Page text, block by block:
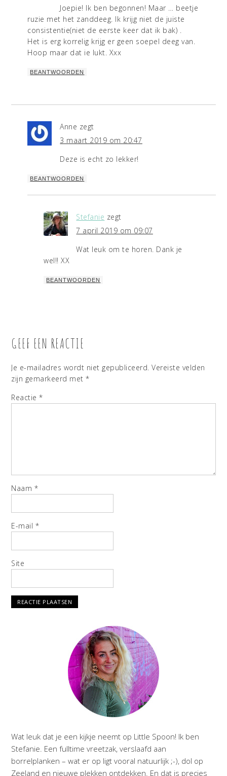
Joepie! Ik ben begonnen! Maar … beetje
ruzie met het zanddeeg. Ik krijg niet de juiste
consistentie(niet de eerste keer dat ik bak) .
Het is erg korrelig krijg er geen soepel deeg van.
Hoop maar dat ie lukt. Xxx
BEANTWOORDEN
Anne zegt
3 maart 2019 om 20:47
Deze is echt zo lekker!
BEANTWOORDEN
Stefanie zegt
7 april 2019 om 09:07
Wat leuk om te horen. Dank je
wel!! XX
BEANTWOORDEN
GEEF EEN REACTIE
Je e-mailadres wordt niet gepubliceerd. Vereiste velden
zijn gemarkeerd met*
Reactie*
Naam *
E-mail *
Site
Wat leuk dat je een kijkje neemt op Little Spoon! Ik ben
Stefanie. Een fulltime vreetzak, verslaafd aan
borrelplanken – wat er op ligt vooral natuurlijk ;-), dol op
Zeeland en nieuwe plekken ontdekken. En dat is precies